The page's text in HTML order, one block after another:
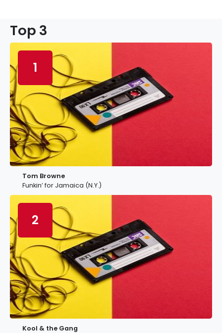
Top 3
1
Tom Browne
Funkin’ for Jamaica (N.Y.)
2
Kool & the Gang